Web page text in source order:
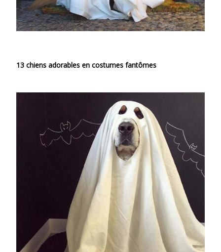
13 chiens adorables en costumes fantômes